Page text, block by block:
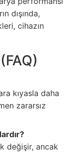
dışında,
cihazın
kıyasla daha
zararsız
değişir, ancak